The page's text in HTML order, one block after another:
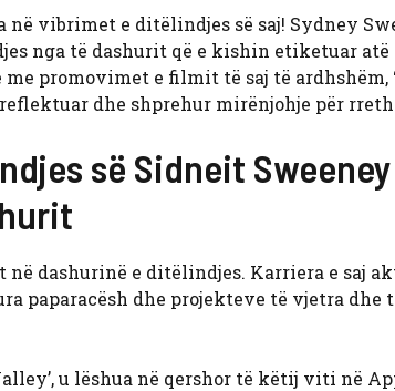
në vibrimet e ditëlindjes së saj! Sydney
nga të dashurit që e kishin etiketuar
promovimet e filmit të saj të ardhshëm,
dhe shprehur mirënjohje për
së Sidneit
dashurinë e ditëlindjes. Karriera e saj
paparacësh dhe projekteve të vjetra dhe
u lëshua në qershor të këtij viti në